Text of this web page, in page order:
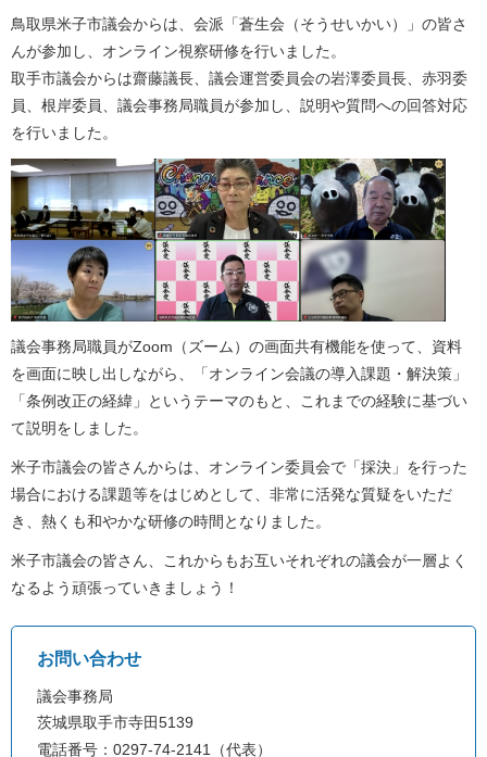
鳥取県米子市議会からは、会派「蒼生会（そうせいかい）」の皆さ
んが参加し、オンライン視察研修を行いました。
取手市議会からは齋藤議長、議会運営委員会の岩澤委員長、赤羽委
員、根岸委員、議会事務局職員が参加し、説明や質問への回答対応
を行いました。
議会事務局職員がZoom（ズーム）の画面共有機能を使って、資料
を画面に映し出しながら、「オンライン会議の導入課題・解決策」
「条例改正の経緯」というテーマのもと、これまでの経験に基づい
て説明をしました。
米子市議会の皆さんからは、オンライン委員会で「採決」を行った
場合における課題等をはじめとして、非常に活発な質疑をいただ
き、熱くも和やかな研修の時間となりました。
米子市議会の皆さん、これからもお互いそれぞれの議会が一層よく
なるよう頑張っていきましょう！
お問い合わせ
議会事務局
茨城県取手市寺田5139
電話番号：0297-74-2141（代表）